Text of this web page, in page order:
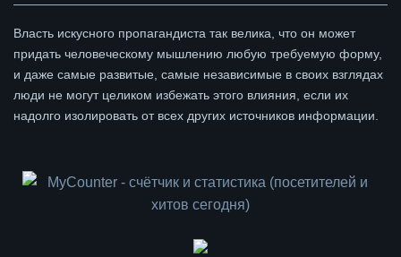
Власть искусного пропагандиста так велика, что он может
придать человеческому мышлению любую требуемую форму,
и даже самые развитые, самые независимые в своих взглядах
люди не могут целиком избежать этого влияния, если их
надолго изолировать от всех других источников информации.